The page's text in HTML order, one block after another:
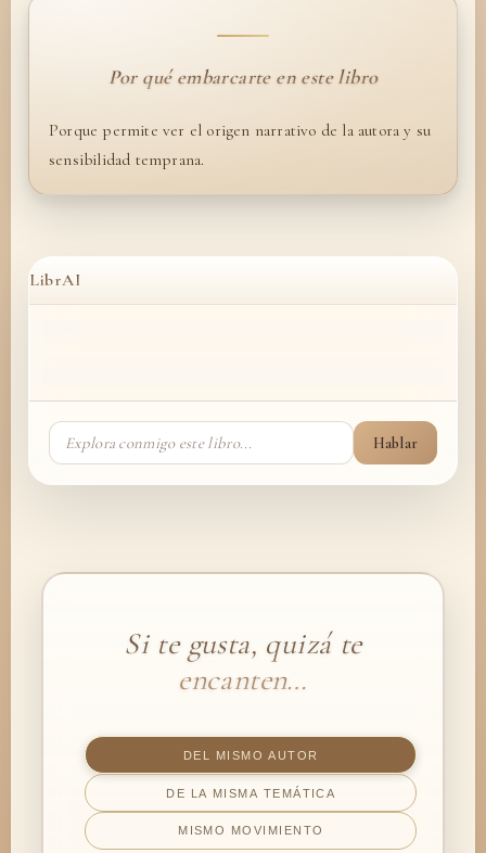
Por qué embarcarte en este libro
Porque permite ver el origen narrativo de la autora y su
sensibilidad temprana.
LibrAI
Hablar
Si te gusta, quizá te
encanten…
DEL MISMO AUTOR
DE LA MISMA TEMÁTICA
MISMO MOVIMIENTO